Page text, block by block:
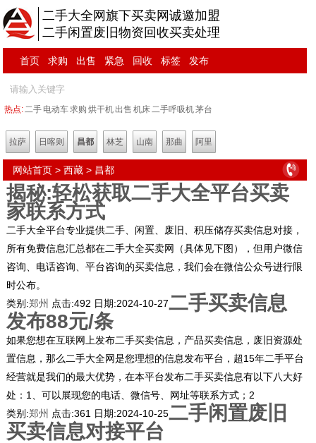
二手大全网旗下买卖网诚邀加盟
二手闲置废旧物资回收买卖处理
首页 求购 出售 紧急 回收 标签 发布
热点:二手 电动车求购 烘干机出售 机床二手呼吸机茅台
拉萨 日喀则 昌都 林芝 山南 那曲 阿里
网站首页 >西藏 > 昌都
揭秘:轻松获取二手大全平台买卖
家联系方式
二手大全平台专业提供二手、闲置、废旧、积压储存买卖信息对接，
所有免费信息汇总都在二手大全买卖网（具体见下图），但用户微信
咨询、电话咨询、平台咨询的买卖信息，我们会在微信公众号进行限
时公布。
类别:郑州 点击:492 日期:2024-10-27二手买卖信息
发布88元/条
如果您想在互联网上发布二手买卖信息，产品买卖信息，废旧资源处
置信息，那么二手大全网是您理想的信息发布平台，超15年二手平台
经营就是我们的最大优势，在本平台发布二手买卖信息有以下八大好
处：1、可以展现您的电话、微信号、网址等联系方式；2
类别:郑州 点击:361 日期:2024-10-25二手闲置废旧
买卖信息对接平台